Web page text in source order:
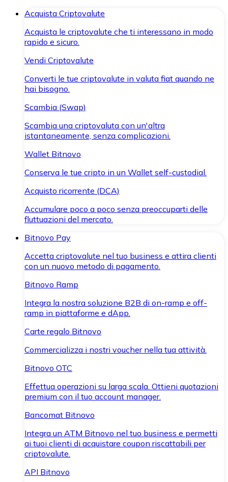
Acquista Criptovalute
Acquista le criptovalute che ti interessano in modo
rapido e sicuro.
Vendi Criptovalute
Converti le tue criptovalute in valuta fiat quando ne
hai bisogno.
Scambia (Swap)
Scambia una criptovaluta con un'altra
istantaneamente, senza complicazioni.
Wallet Bitnovo
Conserva le tue cripto in un Wallet self-custodial.
Acquisto ricorrente (DCA)
Accumulare poco a poco senza preoccuparti delle
fluttuazioni del mercato.
Bitnovo Pay
Accetta criptovalute nel tuo business e attira clienti
con un nuovo metodo di pagamento.
Bitnovo Ramp
Integra la nostra soluzione B2B di on-ramp e off-
ramp in piattaforme e dApp.
Carte regalo Bitnovo
Commercializza i nostri voucher nella tua attività.
Bitnovo OTC
Effettua operazioni su larga scala. Ottieni quotazioni
premium con il tuo account manager.
Bancomat Bitnovo
Integra un ATM Bitnovo nel tuo business e permetti
ai tuoi clienti di acquistare coupon riscattabili per
criptovalute.
API Bitnovo